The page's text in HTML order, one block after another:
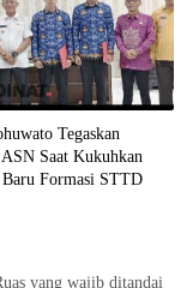
Tegaskan
Saat Kukuhkan
Formasi STTD
yang wajib ditandai